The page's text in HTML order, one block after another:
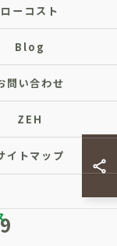
ローコスト
Blog
問い合わせ
ZEH
イトマップ